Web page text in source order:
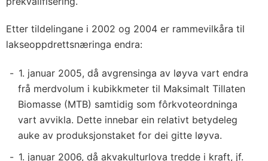
Etter tildelingane i 2002 og 2004 er rammevilkåra til
lakseoppdrettsnæringa endra:
1. januar 2005, då avgrensinga av løyva vart endra
frå merdvolum i kubikkmeter til Maksimalt Tillaten
Biomasse (MTB) samtidig som fôrkvoteordninga
vart avvikla. Dette innebar ein relativt betydeleg
auke av produksjonstaket for dei gitte løyva.
1. januar 2006, då akvakulturlova tredde i kraft, jf.